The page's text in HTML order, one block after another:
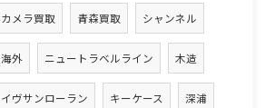
カメラ買取 青森買取 シャンネル
海外 ニュートラベルライン 木造
イヴサンローラン キーケース 深浦